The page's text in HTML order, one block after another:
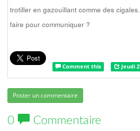
trotiller en gazouillant comme des
faire pour communiquer ?
Comment this Jeudi
Poster un commentaire
0 Commentaire